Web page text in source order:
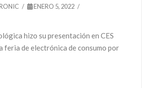
ENERO 5, 2022
hizo su presentación en CES
feria de electrónica de consumo por